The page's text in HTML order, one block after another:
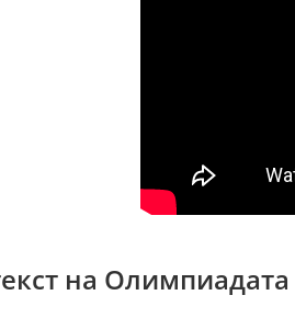
на Олимпиадата